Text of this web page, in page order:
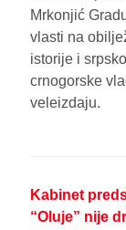
Mrkonjić
vlasti na
istorije i
crnogorske
veleizdaju.
Kabinet
“Oluje” nije